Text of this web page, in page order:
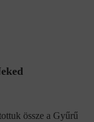
össze a Gyűrű